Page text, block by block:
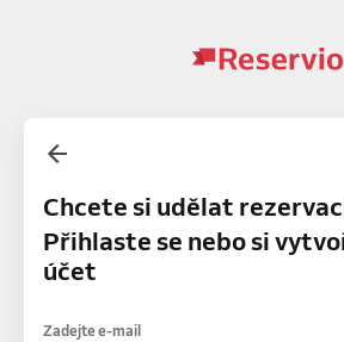
Chcete si udělat
Přihlaste se nebo si
účet
Zadejte e-mail